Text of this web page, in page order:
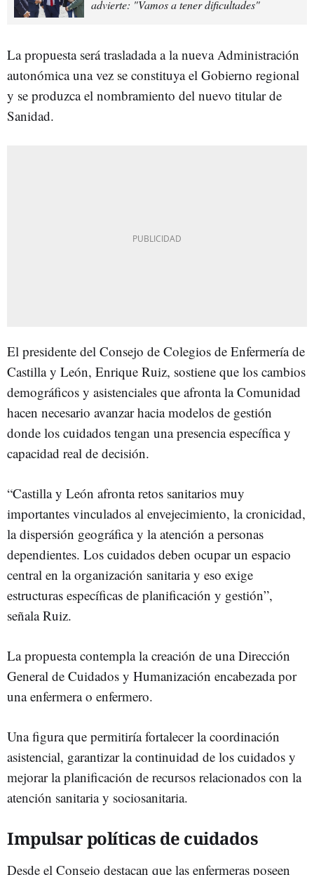
advierte: "Vamos a tener dificultades"
La propuesta será trasladada a la nueva Administración
autonómica una vez se constituya el Gobierno regional
y se produzca el nombramiento del nuevo titular de
Sanidad.
El presidente del Consejo de Colegios de Enfermería de
Castilla y León, Enrique Ruiz, sostiene que los cambios
demográficos y asistenciales que afronta la Comunidad
hacen necesario avanzar hacia modelos de gestión
donde los cuidados tengan una presencia específica y
capacidad real de decisión.
“Castilla y León afronta retos sanitarios muy
importantes vinculados al envejecimiento, la cronicidad,
la dispersión geográfica y la atención a personas
dependientes. Los cuidados deben ocupar un espacio
central en la organización sanitaria y eso exige
estructuras específicas de planificación y gestión”,
señala Ruiz.
La propuesta contempla la creación de una Dirección
General de Cuidados y Humanización encabezada por
una enfermera o enfermero.
Una figura que permitiría fortalecer la coordinación
asistencial, garantizar la continuidad de los cuidados y
mejorar la planificación de recursos relacionados con la
atención sanitaria y sociosanitaria.
Impulsar políticas de cuidados
Desde el Consejo destacan que las enfermeras poseen